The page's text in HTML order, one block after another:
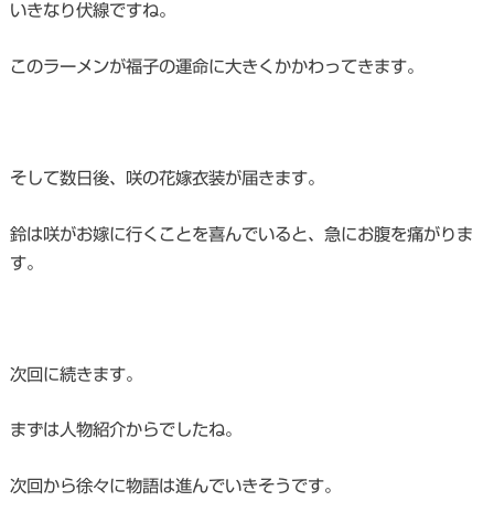
いきなり伏線ですね。
このラーメンが福子の運命に大きくかかわってきます。
そして数日後、咲の花嫁衣装が届きます。
鈴は咲がお嫁に行くことを喜んでいると、急にお腹を痛がりま
す。
次回に続きます。
まずは人物紹介からでしたね。
次回から徐々に物語は進んでいきそうです。